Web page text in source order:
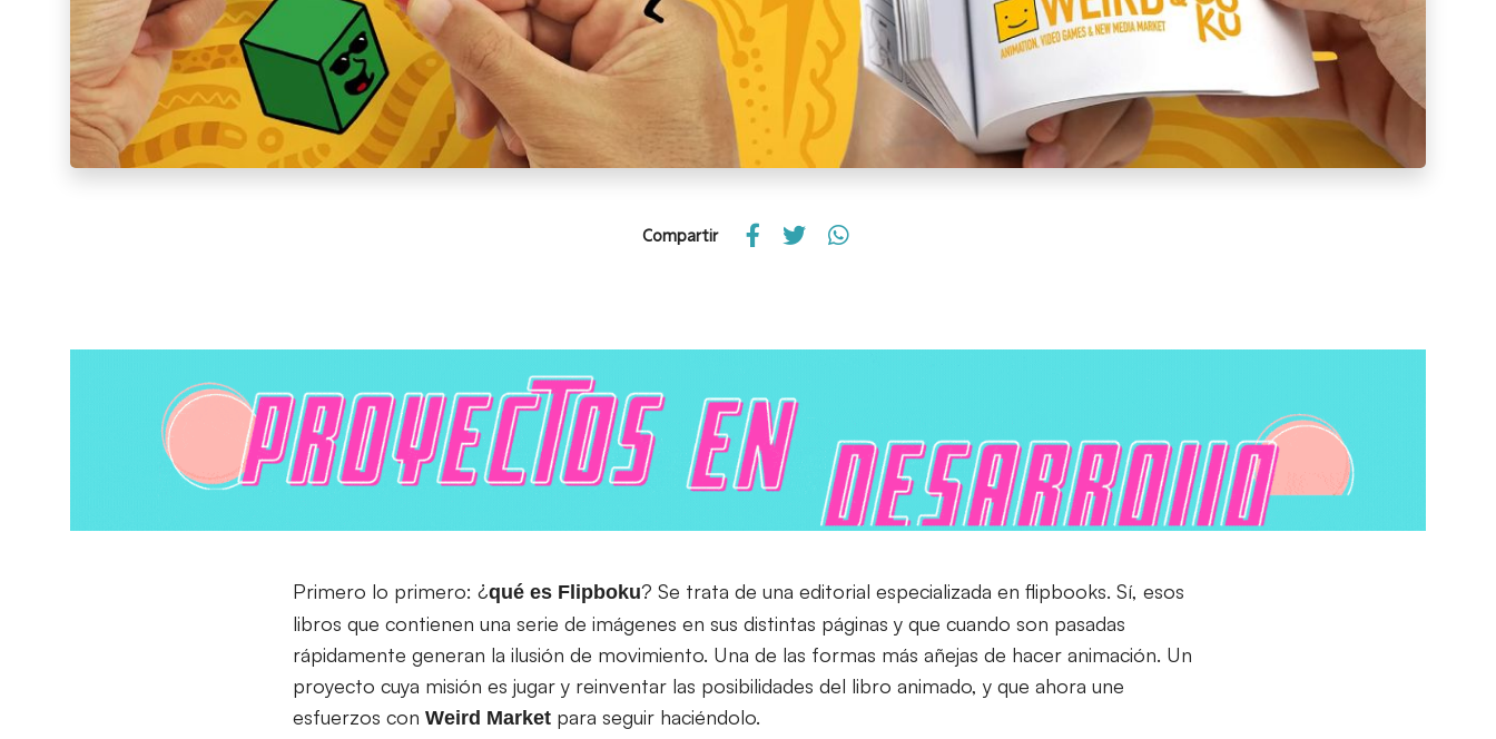
Compartir
Primero lo primero: ¿qué es Flipboku? Se trata de una editorial especializada en flipbooks. Sí, esos
libros que contienen una serie de imágenes en sus distintas páginas y que cuando son pasadas
rápidamente generan la ilusión de movimiento. Una de las formas más añejas de hacer animación. Un
proyecto cuya misión es jugar y reinventar las posibilidades del libro animado, y que ahora une
esfuerzos con Weird Market para seguir haciéndolo.